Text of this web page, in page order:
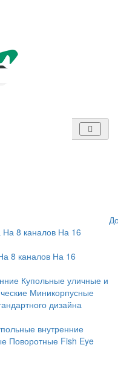
На 8 каналов На 16
8 каналов На 16
Купольные уличные и
Миникорпусные
дизайна
внутренние
Поворотные Fish Eye